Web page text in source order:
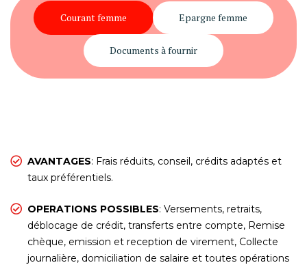
Courant femme Epargne femme
Documents à fournir
AVANTAGES: Frais réduits, conseil, crédits adaptés et
taux préférentiels.
OPERATIONS POSSIBLES: Versements, retraits,
déblocage de crédit, transferts entre compte, Remise
chèque, emission et reception de virement, Collecte
journalière, domiciliation de salaire et toutes opérations